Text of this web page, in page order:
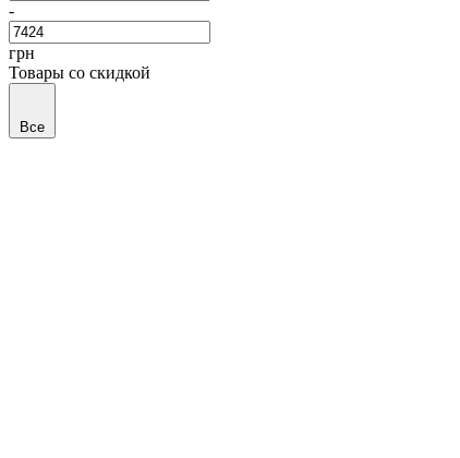
-
грн
Товары со скидкой
Все